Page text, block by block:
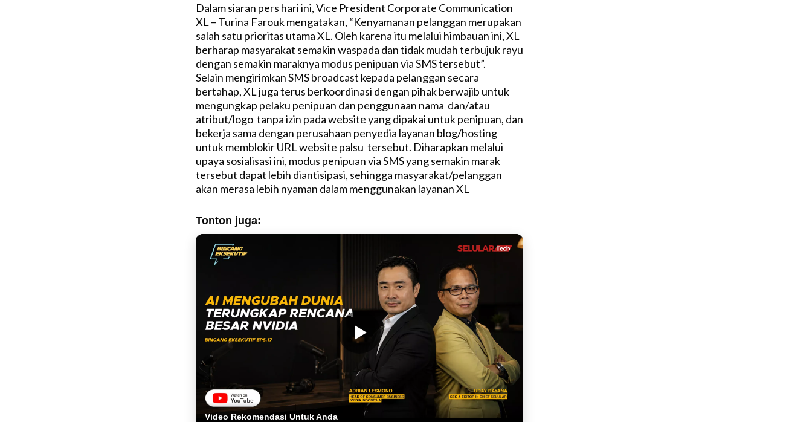
Dalam siaran pers hari ini, Vice President Corporate Communication
XL – Turina Farouk mengatakan, “Kenyamanan pelanggan merupakan
salah satu prioritas utama XL. Oleh karena itu melalui himbauan ini, XL
berharap masyarakat semakin waspada dan tidak mudah terbujuk rayu
dengan semakin maraknya modus penipuan via SMS tersebut”.
Selain mengirimkan SMS broadcast kepada pelanggan secara
bertahap, XL juga terus berkoordinasi dengan pihak berwajib untuk
mengungkap pelaku penipuan dan penggunaan nama dan/atau
atribut/logo tanpa izin pada website yang dipakai untuk penipuan, dan
bekerja sama dengan perusahaan penyedia layanan blog/hosting
untuk memblokir URL website palsu tersebut. Diharapkan melalui
upaya sosialisasi ini, modus penipuan via SMS yang semakin marak
tersebut dapat lebih diantisipasi, sehingga masyarakat/pelanggan
akan merasa lebih nyaman dalam menggunakan layanan XL
Tonton juga:
Video Rekomendasi Untuk Anda